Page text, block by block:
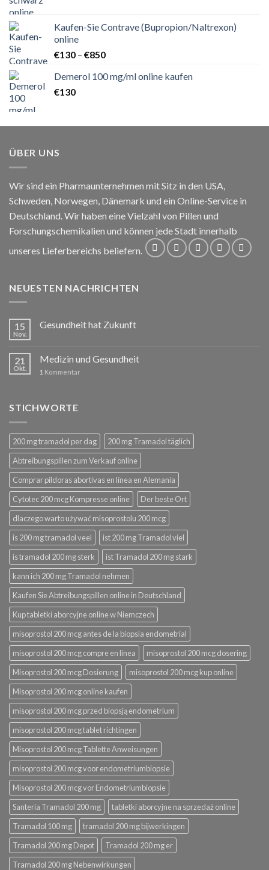
€500
Kaufen-Sie Contrave (Bupropion/Naltrexon)
online
€130 – €850Preisspanne:
bis
Demerol 100 mg/ml online kaufen
€130
ÜBER UNS
Wir sind ein Pharmaunternehmen mit Sitz in den USA,
Schweden, Norwegen, Dänemark und ein Online-Service in
Deutschland. Wir haben eine Vielzahl von Pillen und
Forschungschemikalien und können jede Stadt innerhalb
unseres Lieferbereichs beliefern.
NEUESTEN NACHRICHTEN
15
Nov.
Gesundheit hat Zukunft
21
Okt.
Medizin und Gesundheit
1 Kommentar
STICHWORTE
200 mg tramadol per dag
200 mg Tramadol täglich
Abtreibungspillen zum Verkauf online
Comprar píldoras abortivas en línea en Alemania
Cytotec 200 mcg Kompresse online
Der beste Ort
dlaczego warto używać misoprostolu 200 mcg
is 200 mg tramadol veel
ist 200 mg Tramadol viel
is tramadol 200 mg sterk
ist Tramadol 200 mg stark
kann ich 200 mg Tramadol nehmen
Kaufen Sie Abtreibungspillen online in Deutschland
Kup tabletki aborcyjne online w Niemczech
misoprostol 200 mcg antes de la biopsia endometrial
misoprostol 200 mcg compre en línea
misoprostol 200 mcg dosering
Misoprostol 200 mcg Dosierung
misoprostol 200 mcg kup online
Misoprostol 200 mcg online kaufen
misoprostol 200 mcg przed biopsją endometrium
misoprostol 200 mcg tablet richtingen
Misoprostol 200 mcg Tablette Anweisungen
misoprostol 200 mcg voor endometriumbiopsie
Misoprostol 200 mcg vor Endometriumbiopsie
Santeria Tramadol 200 mg
tabletki aborcyjne na sprzedaż online
Tramadol 100 mg
tramadol 200 mg bijwerkingen
Tramadol 200 mg Depot
Tramadol 200 mg er
Tramadol 200 mg Nebenwirkungen